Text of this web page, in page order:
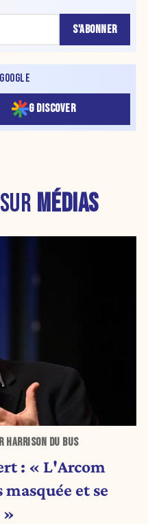
S'ABONNER
G DISCOVER
MÉDIAS
HARRISON DU BUS
: « L'Arcom
et se
»